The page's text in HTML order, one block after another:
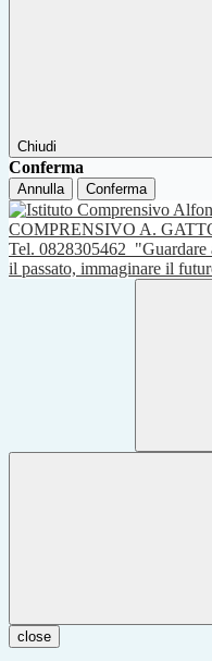
Chiudi
Conferma
Annulla Conferma
COMPRENSIVO A.
Tel. 0828305462 "Guardare
il passato, immaginare il
close